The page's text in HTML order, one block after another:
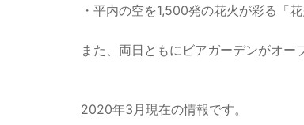
・平内の空を1,500発の花火が彩る「
また、両日ともにビアガーデンがオー
2020年3月現在の情報です。